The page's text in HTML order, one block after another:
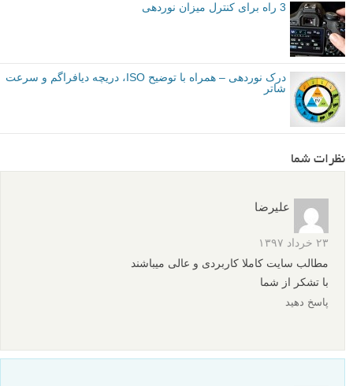
3 راه برای کنترل میزان نوردهی
درک نوردهی – همراه با توضیح ISO، دریچه دیافراگم و سرعت
شاتر
نظرات شما
علیرضا
۲۳ خرداد ۱۳۹۷
مطالب سایت کاملا کاربردی و عالی میباشند
با تشکر از شما
پاسخ دهید